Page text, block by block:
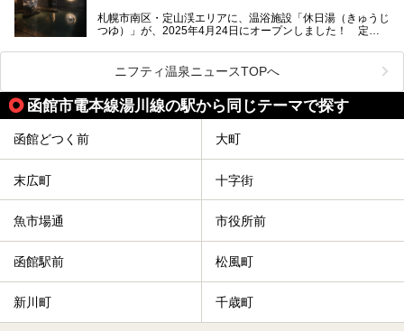
地体験し、カルルス温泉をご紹介。温泉地の概要や泉質解説
をはじめ、日帰り入浴可能な全３施設の紹介・周辺観光・ア
札幌市南区・定山渓エリアに、温浴施設「休日湯（きゅうじ
つゆ）」が、2025年4月24日にオープンしました！ 定山
この施設は、温泉・サウナの「休日湯」・ラウンジの「THE
LOUNGE DAYOF」・グルメ「休日洋麺店」・ホテル「エク
スクラメーションホテル」で構成された、まさに大人の癒し
空間。
今回は、そんな「休日ビルヂング」の魅力を5つのポイント
ニフティ温泉ニュースTOPへ
函館市電本線湯川線の駅から同じテーマで探す
函館どつく前 大町
末広町 十字街
魚市場通 市役所前
函館駅前 松風町
新川町 千歳町